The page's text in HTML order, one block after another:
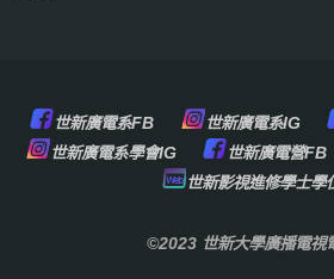
世新廣電系FB 世新廣電系IG
世新廣電系學會IG
世新廣電營FB
世新影視進修學士學
©2023 世新大學廣播電視